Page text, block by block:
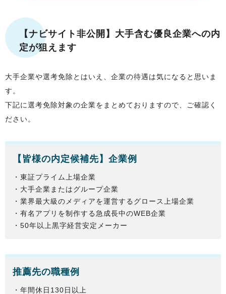
【ナビサイト非公開】大手含む優良企業への内
定が狙えます
大手企業や選考免除とはいえ、企業の待遇は気になると思いま
す。
下記に選考免除対象の企業をまとめておりますので、ご確認く
ださい。
【 皆様の内定候補先】企業例
・東証プライム上場企業
・大手企業またはグループ企業
・業界最大級のメディアを運営するグロース上場企業
・有名アプリを制作する急成長中のWEB企業
・50年以上黒字経営安定メーカー
推薦先の職種例
・年間休日130日以上